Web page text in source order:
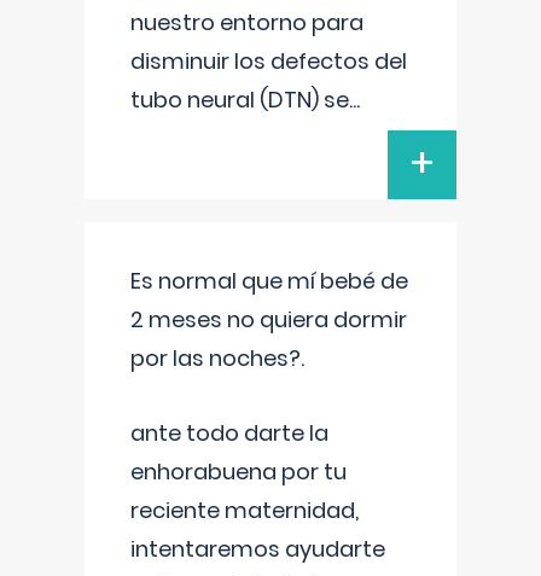
nuestro entorno para
disminuir los defectos del
tubo neural (DTN) se...
+
Es normal que mí bebé de
2 meses no quiera dormir
por las noches?.
ante todo darte la
enhorabuena por tu
reciente maternidad,
intentaremos ayudarte